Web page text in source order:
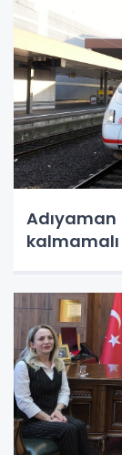
Adıyaman
kalmamalı